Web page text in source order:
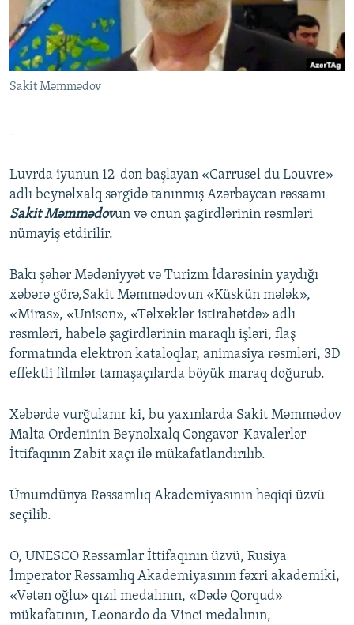
FOTOQALEREYA
İNFOQRAFIKA
KARIKATURA
OXU ZALI
AZƏRBAYCAN ƏDƏBIYYATI KITABXANASI
İSLAM VƏ DEMOKRATIYA
İZ - MƏDƏNIYYƏT PROQRAMI
HAQQIMIZDA
MISSIYAMIZ
PEŞƏ ETIKASI VƏ JURNALISTIKA STANDARTLARIMIZ
MATERIALLARIMIZDAN ISTIFADƏ
XƏBƏR BÜLLETENLƏRIMIZ
BIZI IZLƏ
Sakit Məmmədov
-
Luvrda iyunun 12-dən başlayan «Carrusel du Louvre»
adlı beynəlxalq sərgidə tanınmış Azərbaycan rəssamı
Sakit Məmmədovun və onun şagirdlərinin rəsmləri
nümayiş etdirilir.
Bakı şəhər Mədəniyyət və Turizm İdarəsinin yaydığı
xəbərə görə,Sakit Məmmədovun «Küskün mələk»,
«Miras», «Unison», «Təlxəklər istirahətdə» adlı
rəsmləri, habelə şagirdlərinin maraqlı işləri, flaş
formatında elektron kataloqlar, animasiya rəsmləri, 3D
effektli filmlər tamaşaçılarda böyük maraq doğurub.
Xəbərdə vurğulanır ki, bu yaxınlarda Sakit Məmmədov
Malta Ordeninin Beynəlxalq Cəngavər-Kavalerlər
İttifaqının Zabit xaçı ilə mükafatlandırılıb.
Ümumdünya Rəssamlıq Akademiyasının həqiqi üzvü
seçilib.
O, UNESCO Rəssamlar İttifaqının üzvü, Rusiya
İmperator Rəssamlıq Akademiyasının fəxri akademiki,
«Vətən oğlu» qızıl medalının, «Dədə Qorqud»
mükafatının, Leonardo da Vinci medalının,